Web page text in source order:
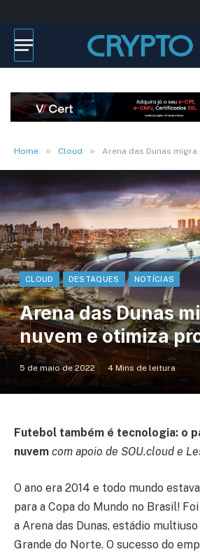
Home » Cloud » Arena das Dunas migra para
CLOUD DESTAQUES NOTÍCIAS
Arena das Dunas
nuvem e otimiza
5 de maio de 2022 4 Mins de leitura
Futebol também é tecnologia: o
nuvem com apoio de SOU.cloud e
O ano era 2014 e todo mundo
para a Copa do Mundo no Brasil!
a Arena das Dunas, estádio
Grande do Norte. O sucesso do